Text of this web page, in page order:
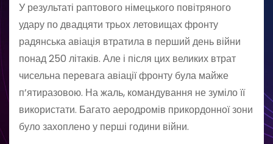
У результаті раптового німецького повітряного
удару по двадцяти трьох летовищах фронту
радянська аві­ація втратила в перший день війни
понад 250 літаків. Але і після цих великих втрат
чисельна перевага авіації фронту була майже
п’ятиразовою. На жаль, командування не зуміло її
використати. Багато аеродромів прикордонної зони
було захоплено у перші години війни.